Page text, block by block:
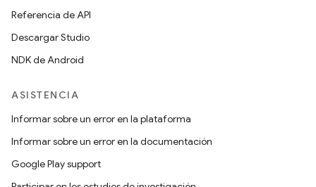
Referencia de API
Descargar Studio
NDK de Android
ASISTENCIA
Informar sobre un error en la plataforma
Informar sobre un error en la documentación
Google Play support